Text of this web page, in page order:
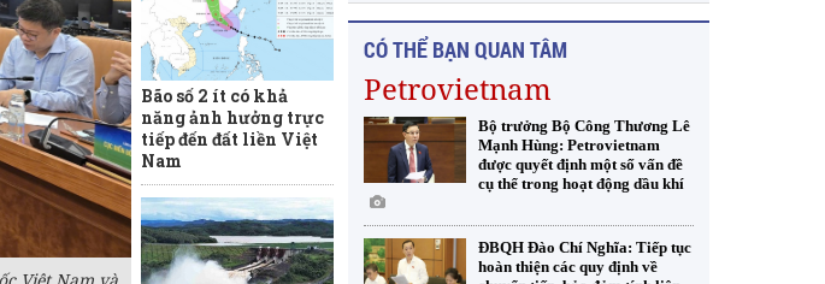
Bão số 2 ít có khả
năng ảnh hưởng trực
tiếp đến đất liền Việt
Nam
CÓ THỂ BẠN QUAN TÂM
Petrovietnam
Bộ trưởng Bộ Công Thương Lê
Mạnh Hùng: Petrovietnam
được quyết định một số vấn đề
cụ thể trong hoạt động dầu khí
ĐBQH Đào Chí Nghĩa: Tiếp tục
hoàn thiện các quy định về